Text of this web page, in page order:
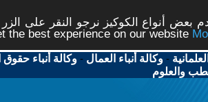
بعض أنواع الكوكيز نرجو النقر على
the best experience on our website
-وكالة أنباء العمال -وكالة أنباء حقوق
والعلوم